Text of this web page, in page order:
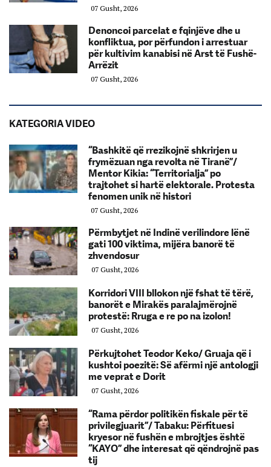
07 Gusht, 2026
Denoncoi parcelat e fqinjëve dhe u
konfliktua, por përfundon i arrestuar
për kultivim kanabisi në Arst të Fushë-
Arrëzit
07 Gusht, 2026
KATEGORIA VIDEO
“Bashkitë që rrezikojnë shkrirjen u
frymëzuan nga revolta në Tiranë”/
Mentor Kikia: “Territorialja” po
trajtohet si hartë elektorale. Protesta
fenomen unik në histori
07 Gusht, 2026
Përmbytjet në Indinë verilindore lënë
gati 100 viktima, mijëra banorë të
zhvendosur
07 Gusht, 2026
Korridori VIII bllokon një fshat të tërë,
banorët e Mirakës paralajmërojnë
protestë: Rruga e re po na izolon!
07 Gusht, 2026
Përkujtohet Teodor Keko/ Gruaja që i
kushtoi poezitë: Së afërmi një antologji
me veprat e Dorit
07 Gusht, 2026
“Rama përdor politikën fiskale për të
privilegjuarit”/ Tabaku: Përfituesi
kryesor në fushën e mbrojtjes është
“KAYO” dhe interesat që qëndrojnë pas
tij